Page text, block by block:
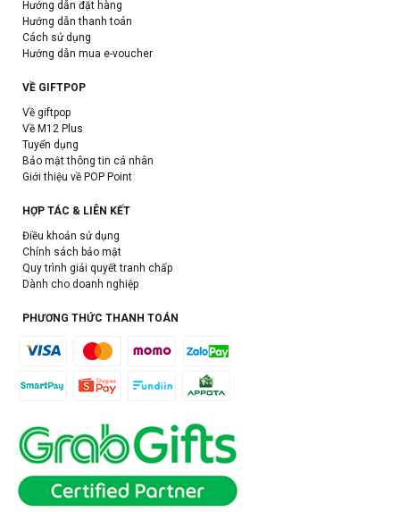
Hướng dẫn đặt hàng
Hướng dẫn thanh toán
Cách sử dụng
Hướng dẫn mua e-voucher
VỀ GIFTPOP
Về giftpop
Về M12 Plus
Tuyển dụng
Bảo mật thông tin cá nhân
Giới thiệu về POP Point
HỢP TÁC & LIÊN KẾT
Điều khoản sử dụng
Chính sách bảo mật
Quy trình giải quyết tranh chấp
Dành cho doanh nghiệp
PHƯƠNG THỨC THANH TOÁN